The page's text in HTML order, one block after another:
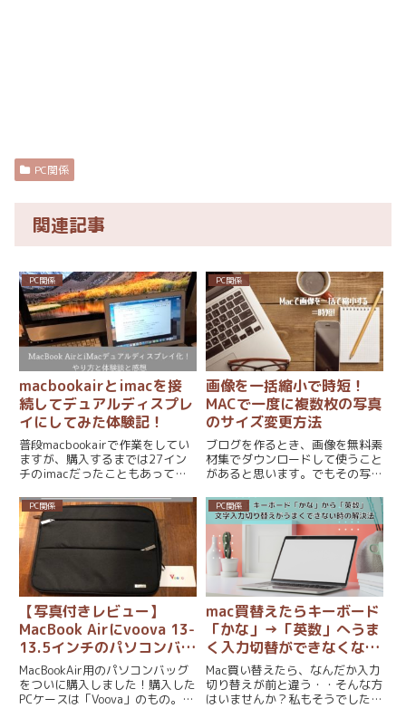
PC関係
関連記事
PC関係
macbookairとimacを接
続してデュアルディスプレ
イにしてみた体験記！
普段macbookairで作業をしてい
ますが、購入するまでは27イン
チのimacだったこともあって画
ずっと思っていました。そこで
MacBookairとimacをデュアルデ
ィスプレイにすることにしまし
た！メリット...
PC関係
画像を一括縮小で時短！
MACで一度に複数枚の写真
のサイズ変更方法
ブログを作るとき、画像を無料素
材集でダウンロードして使うこと
があると思います。でもその写真
たサイズですか？大きさを変えた
いというときありますよね！ま
た、自分で撮った写真を使う場合
も同じように画像のサイズが大き
い...
PC関係
【写真付きレビュー】
MacBook Airにvoova 13-
13.5インチのパソコンバッ
グを購入！
MacBookAir用のパソコンバッグ
をついに購入しました！購入した
PCケースは「Voova」のもの。到
PC関係
mac買替えたらキーボード
「かな」→「英数」へうま
く入力切替ができなくなっ
た件
Mac買い替えたら、なんだか入力
切り替えが前と違う・・そんな方
はいませんか？私もそうでした。